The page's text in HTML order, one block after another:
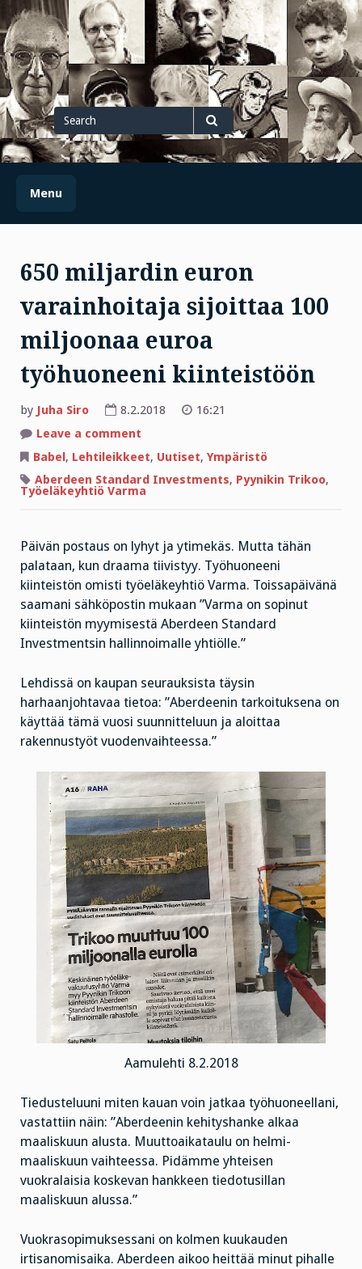
Skip
to
content
Search
for
Search
Menu
650 miljardin euron
varainhoitaja sijoittaa 100
miljoonaa euroa
työhuoneeni kiinteistöön
by Juha Siro 8.2.2018
16:21
Leave a comment
miljardin
euron
varainhoitaja
sijoittaa
kiinteistöön
Babel, Lehtileikkeet, Uutiset, Ympäristö
Aberdeen Standard Investments, Pyynikin Trikoo,
Työeläkeyhtiö Varma
Päivän postaus on lyhyt ja ytimekäs. Mutta tähän
palataan, kun draama tiivistyy. Työhuoneeni
kiinteistön omisti työeläkeyhtiö Varma. Toissapäivänä
saamani sähköpostin mukaan ”Varma on sopinut
kiinteistön myymisestä Aberdeen Standard
Investmentsin hallinnoimalle yhtiölle.”
Lehdissä on kaupan seurauksista täysin
harhaanjohtavaa tietoa: ”Aberdeenin tarkoituksena on
käyttää tämä vuosi suunnitteluun ja aloittaa
rakennustyöt vuodenvaihteessa.”
Aamulehti 8.2.2018
Tiedusteluuni miten kauan voin jatkaa työhuoneellani,
vastattiin näin: ”Aberdeenin kehityshanke alkaa
maaliskuun alusta. Muuttoaikataulu on helmi-
maaliskuun vaihteessa. Pidämme yhteisen
vuokralaisia koskevan hankkeen tiedotusillan
maaliskuun alussa.”
Vuokrasopimuksessani on kolmen kuukauden
irtisanomisaika. Aberdeen aikoo heittää minut pihalle